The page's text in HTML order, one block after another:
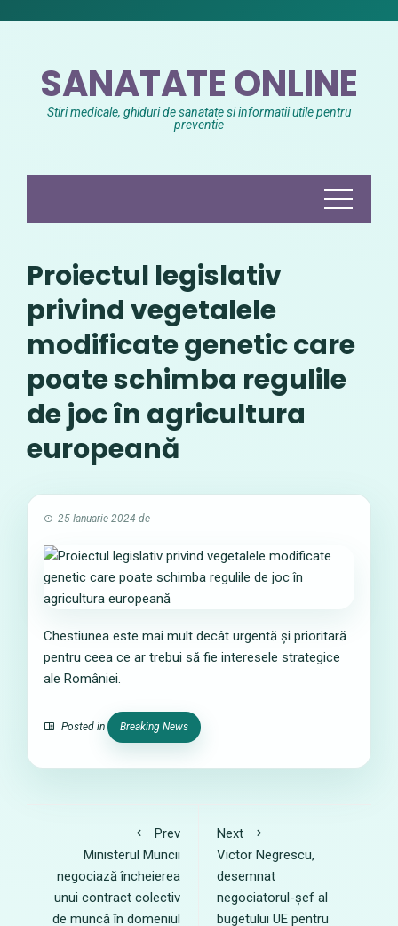
SANATATE ONLINE
Stiri medicale, ghiduri de sanatate si informatii utile pentru
preventie
Proiectul legislativ
privind vegetalele
modificate genetic care
poate schimba regulile
de joc în agricultura
europeană
25 Ianuarie 2024 de
Chestiunea este mai mult decât urgentă și prioritară
pentru ceea ce ar trebui să fie interesele strategice
ale României.
Posted in Breaking News
Prev
Ministerul Muncii
negociază încheierea
unui contract colectiv
de muncă în domeniul
Next
Victor Negrescu,
desemnat
negociatorul-șef al
bugetului UE pentru